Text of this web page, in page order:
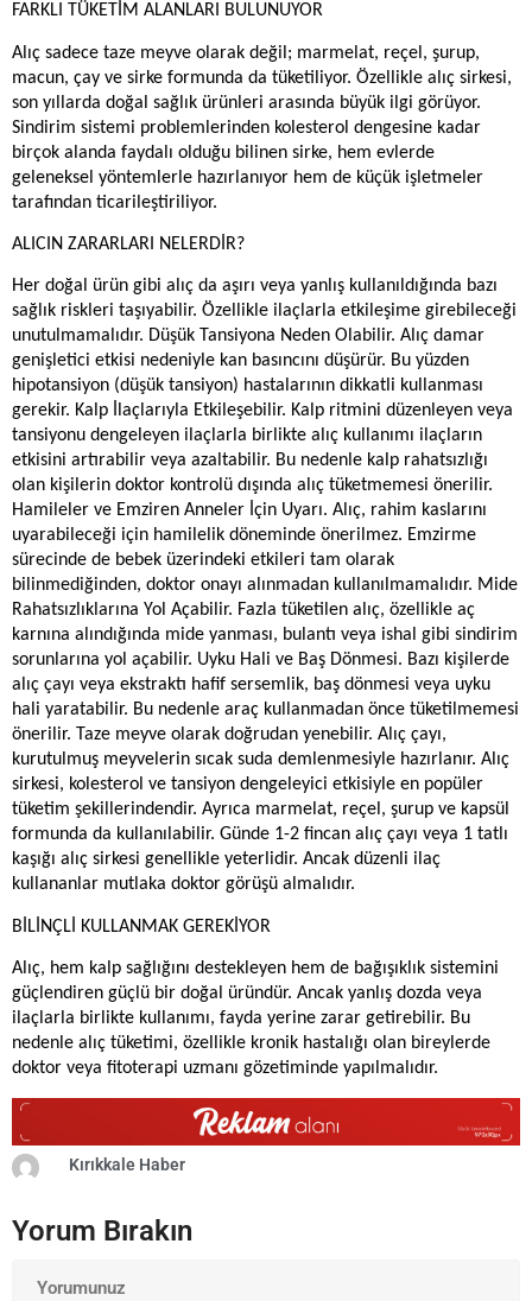
FARKLI TÜKETİM ALANLARI BULUNUYOR
Alıç sadece taze meyve olarak değil; marmelat, reçel, şurup,
macun, çay ve sirke formunda da tüketiliyor. Özellikle alıç sirkesi,
son yıllarda doğal sağlık ürünleri arasında büyük ilgi görüyor.
Sindirim sistemi problemlerinden kolesterol dengesine kadar
birçok alanda faydalı olduğu bilinen sirke, hem evlerde
geleneksel yöntemlerle hazırlanıyor hem de küçük işletmeler
tarafından ticarileştiriliyor.
ALICIN ZARARLARI NELERDİR?
Her doğal ürün gibi alıç da aşırı veya yanlış kullanıldığında bazı
sağlık riskleri taşıyabilir. Özellikle ilaçlarla etkileşime girebileceği
unutulmamalıdır. Düşük Tansiyona Neden Olabilir. Alıç damar
genişletici etkisi nedeniyle kan basıncını düşürür. Bu yüzden
hipotansiyon (düşük tansiyon) hastalarının dikkatli kullanması
gerekir. Kalp İlaçlarıyla Etkileşebilir. Kalp ritmini düzenleyen veya
tansiyonu dengeleyen ilaçlarla birlikte alıç kullanımı ilaçların
etkisini artırabilir veya azaltabilir. Bu nedenle kalp rahatsızlığı
olan kişilerin doktor kontrolü dışında alıç tüketmemesi önerilir.
Hamileler ve Emziren Anneler İçin Uyarı. Alıç, rahim kaslarını
uyarabileceği için hamilelik döneminde önerilmez. Emzirme
sürecinde de bebek üzerindeki etkileri tam olarak
bilinmediğinden, doktor onayı alınmadan kullanılmamalıdır. Mide
Rahatsızlıklarına Yol Açabilir. Fazla tüketilen alıç, özellikle aç
karnına alındığında mide yanması, bulantı veya ishal gibi sindirim
sorunlarına yol açabilir. Uyku Hali ve Baş Dönmesi. Bazı kişilerde
alıç çayı veya ekstraktı hafif sersemlik, baş dönmesi veya uyku
hali yaratabilir. Bu nedenle araç kullanmadan önce tüketilmemesi
önerilir. Taze meyve olarak doğrudan yenebilir. Alıç çayı,
kurutulmuş meyvelerin sıcak suda demlenmesiyle hazırlanır. Alıç
sirkesi, kolesterol ve tansiyon dengeleyici etkisiyle en popüler
tüketim şekillerindendir. Ayrıca marmelat, reçel, şurup ve kapsül
formunda da kullanılabilir. Günde 1-2 fincan alıç çayı veya 1 tatlı
kaşığı alıç sirkesi genellikle yeterlidir. Ancak düzenli ilaç
kullananlar mutlaka doktor görüşü almalıdır.
BİLİNÇLİ KULLANMAK GEREKİYOR
Alıç, hem kalp sağlığını destekleyen hem de bağışıklık sistemini
güçlendiren güçlü bir doğal üründür. Ancak yanlış dozda veya
ilaçlarla birlikte kullanımı, fayda yerine zarar getirebilir. Bu
nedenle alıç tüketimi, özellikle kronik hastalığı olan bireylerde
doktor veya fitoterapi uzmanı gözetiminde yapılmalıdır.
Kırıkkale Haber
Yorum Bırakın